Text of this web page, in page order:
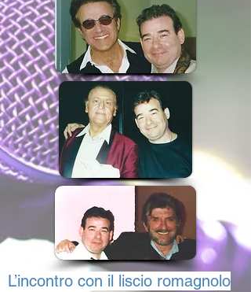
L’incontro con il liscio romagnolo